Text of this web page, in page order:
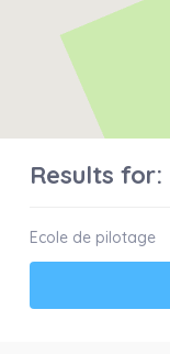
Results for:
Ecole de pilotage